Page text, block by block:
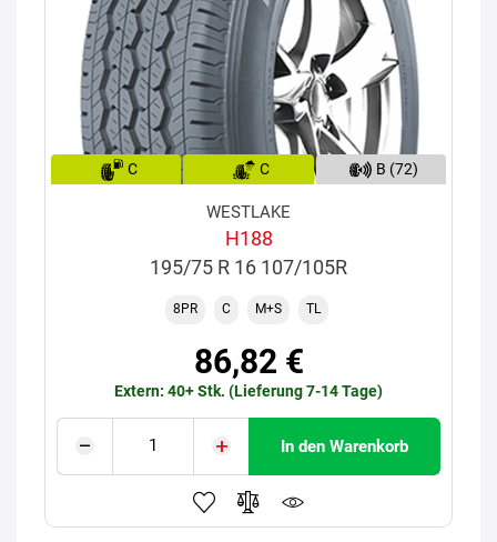
C C B (72)
WESTLAKE
H188
195/75 R 16 107/105R
8PR C M+S TL
86,82 €
Extern: 40+ Stk. (Lieferung 7-14 Tage)
In den Warenkorb